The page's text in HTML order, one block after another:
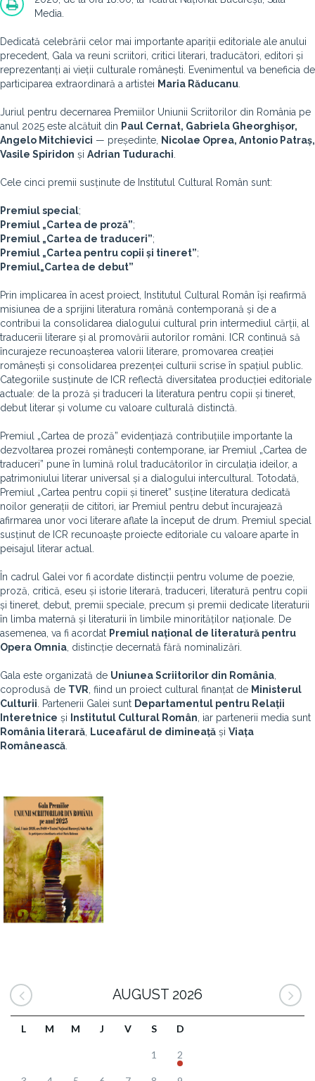
Media.
Dedicată celebrării celor mai importante apariții editoriale ale anului
precedent, Gala va reuni scriitori, critici literari, traducători, editori și
reprezentanți ai vieții culturale românești. Evenimentul va beneficia de
participarea extraordinară a artistei Maria Răducanu
Juriul pentru decernarea Premiilor Uniunii Scriitorilor din România pe
anul 2025 este alcătuit din Paul Cernat, Gabriela Gheorghișor,
Angelo Mitchievici — președinte, Nicolae Oprea, Antonio Patraș,
Vasile Spiridon și Adrian Tudurachi
Cele cinci premii susținute de Institutul Cultural Român sunt:
Premiul special;
Premiul „Cartea de proză”;
Premiul „Cartea de traduceri”;
Premiul „Cartea pentru copii și tineret”;
Premiul„Cartea de debut”
Prin implicarea în acest proiect, Institutul Cultural Român își reafirmă
misiunea de a sprijini literatura română contemporană și de a
contribui la consolidarea dialogului cultural prin intermediul cărții, al
traducerii literare și al promovării autorilor români. ICR continuă să
încurajeze recunoașterea valorii literare, promovarea creației
românești și consolidarea prezenței culturii scrise în spațiul public.
Categoriile susținute de ICR reflectă diversitatea producției editoriale
actuale: de la proză și traduceri la literatura pentru copii și tineret,
debut literar și volume cu valoare culturală distinctă.
Premiul „Cartea de proză” evidențiază contribuțiile importante la
dezvoltarea prozei românești contemporane, iar Premiul „Cartea de
traduceri” pune în lumină rolul traducătorilor în circulația ideilor, a
patrimoniului literar universal și a dialogului intercultural. Totodată,
Premiul „Cartea pentru copii și tineret” susține literatura dedicată
noilor generații de cititori, iar Premiul pentru debut încurajează
afirmarea unor voci literare aflate la început de drum. Premiul special
susținut de ICR recunoaște proiecte editoriale cu valoare aparte în
peisajul literar actual.
În cadrul Galei vor fi acordate distincții pentru volume de poezie,
proză, critică, eseu și istorie literară, traduceri, literatură pentru copii
și tineret, debut, premii speciale, precum și premii dedicate literaturii
în limba maternă și literaturii în limbile minorităților naționale. De
asemenea, va fi acordat Premiul național de literatură pentru
Opera Omnia , distincție decernată fără nominalizări.
Gala este organizată de Uniunea Scriitorilor din România
coprodusă de TVR , fiind un proiect cultural finanțat de Ministerul
Culturii . Partenerii Galei sunt Departamentul pentru Relații
Interetnice și Institutul Cultural Român , iar partenerii media sunt
România literară
Luceafărul de dimineață și Viața
Românească
AUGUST 2026
L M M J V S D
1 2